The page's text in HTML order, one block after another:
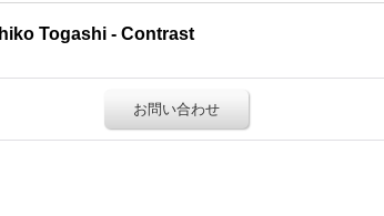
Togashi - Contrast
お問い合わせ